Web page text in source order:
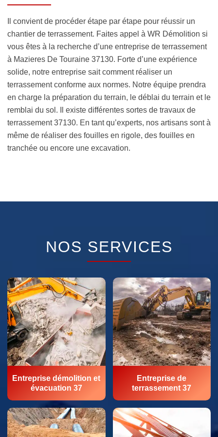
Il convient de procéder étape par étape pour réussir un
chantier de terrassement. Faites appel à WR Démolition si
vous êtes à la recherche d’une entreprise de terrassement
à Mazieres De Touraine 37130. Forte d’une expérience
solide, notre entreprise sait comment réaliser un
terrassement conforme aux normes. Notre équipe prendra
en charge la préparation du terrain, le déblai du terrain et le
remblai du sol. Il existe différentes sortes de travaux de
terrassement 37130. En tant qu’experts, nos artisans sont à
même de réaliser des fouilles en rigole, des fouilles en
tranchée ou encore une excavation.
NOS SERVICES
Entreprise démolition et
évacuation 37
Entreprise de
terrassement 37